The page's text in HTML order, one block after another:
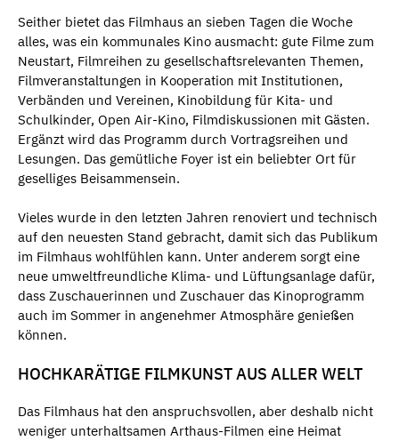
Seither bietet das Filmhaus an sieben Tagen die Woche
alles, was ein kommunales Kino ausmacht: gute Filme zum
Neustart, Filmreihen zu gesellschaftsrelevanten Themen,
Filmveranstaltungen in Kooperation mit Institutionen,
Verbänden und Vereinen, Kinobildung für Kita- und
Schulkinder, Open Air-Kino, Filmdiskussionen mit Gästen.
Ergänzt wird das Programm durch Vortragsreihen und
Lesungen. Das gemütliche Foyer ist ein beliebter Ort für
geselliges Beisammensein.
Vieles wurde in den letzten Jahren renoviert und technisch
auf den neuesten Stand gebracht, damit sich das Publikum
im Filmhaus wohlfühlen kann. Unter anderem sorgt eine
neue umweltfreundliche Klima- und Lüftungsanlage dafür,
dass Zuschauerinnen und Zuschauer das Kinoprogramm
auch im Sommer in angenehmer Atmosphäre genießen
können.
HOCHKARÄTIGE FILMKUNST AUS ALLER WELT
Das Filmhaus hat den anspruchsvollen, aber deshalb nicht
weniger unterhaltsamen Arthaus-Filmen eine Heimat